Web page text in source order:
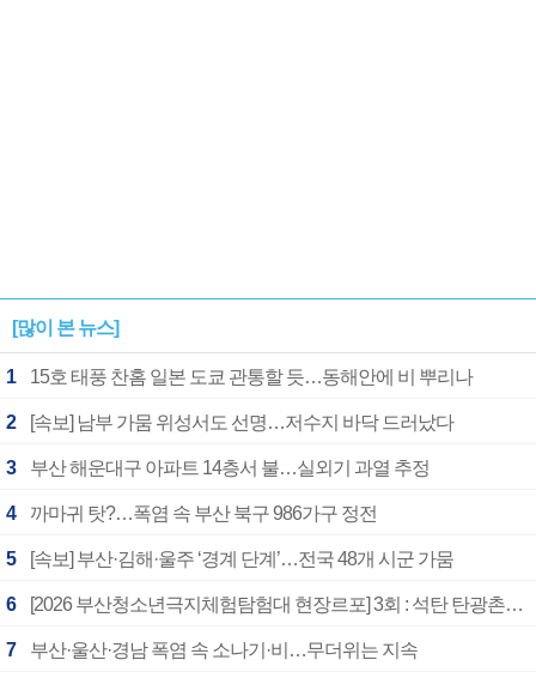
[많이 본 뉴스]
1 15호 태풍 찬홈 일본 도쿄 관통할 듯…동해안에 비 뿌리나
2 [속보] 남부 가뭄 위성서도 선명…저수지 바닥 드러났다
3 부산 해운대구 아파트 14층서 불…실외기 과열 추정
4 까마귀 탓?…폭염 속 부산 북구 986가구 정전
5 [속보] 부산·김해·울주 ‘경계 단계’…전국 48개 시군 가뭄
6 [2026 부산청소년극지체험탐험대 현장르포] 3회 : 석탄 탄광촌에서 북극 연구의 중심지로
7 부산·울산·경남 폭염 속 소나기·비…무더위는 지속